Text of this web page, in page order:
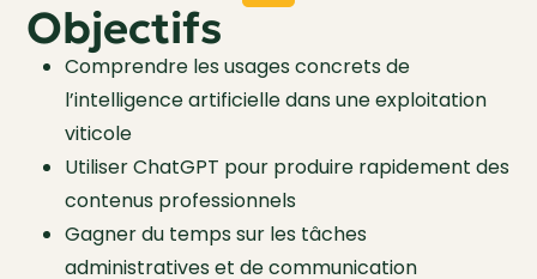
Objectifs
Comprendre les usages concrets de
l’intelligence artificielle dans une exploitation
viticole
Utiliser ChatGPT pour produire rapidement des
contenus professionnels
Gagner du temps sur les tâches
administratives et de communication